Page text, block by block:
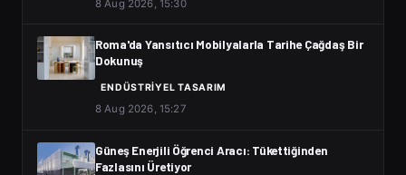
8 Aug 2026, 15:30
Roma'da Yansıtıcı Mobilyalarla Tarihe Çağdaş Bir
Dokunuş
ENDÜSTRIYEL TASARIM
8 Aug 2026, 15:27
Güneş Enerjili Öğrenci Aracı: Tükettiğinden
Fazlasını Üretiyor